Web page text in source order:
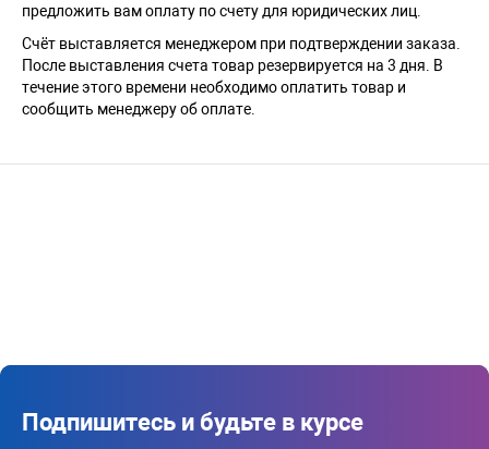
предложить вам оплату по счету для юридических лиц.
Счёт выставляется менеджером при подтверждении заказа.
После выставления счета товар резервируется на 3 дня. В
течение этого времени необходимо оплатить товар и
сообщить менеджеру об оплате.
Подпишитесь и будьте в курсе